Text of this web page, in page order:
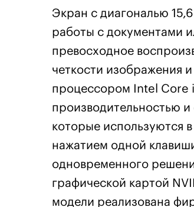
Экран с диагональю
работы с документами
превосходное
четкости изображения
процессором Intel Core
производительностью
которые используются
нажатием одной
одновременного
графической картой
модели реализована